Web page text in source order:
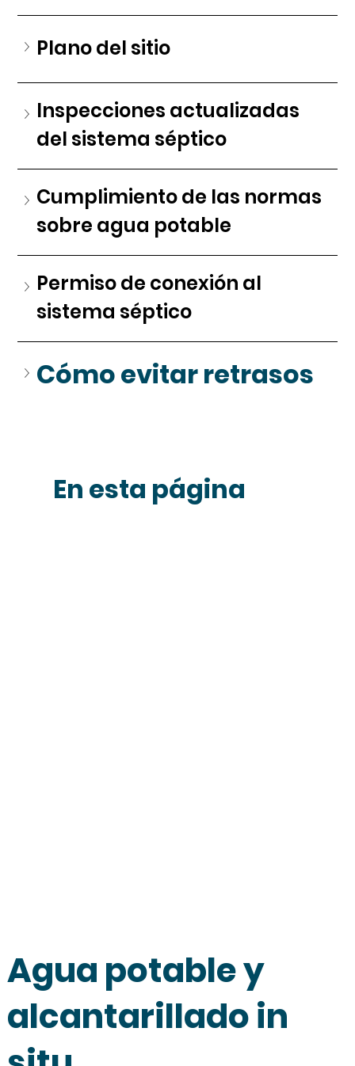
Plano del sitio
Inspecciones actualizadas
del sistema séptico
Cumplimiento de las normas
sobre agua potable
Permiso de conexión al
sistema séptico
Cómo evitar retrasos
En esta página
Agua potable y
alcantarillado in